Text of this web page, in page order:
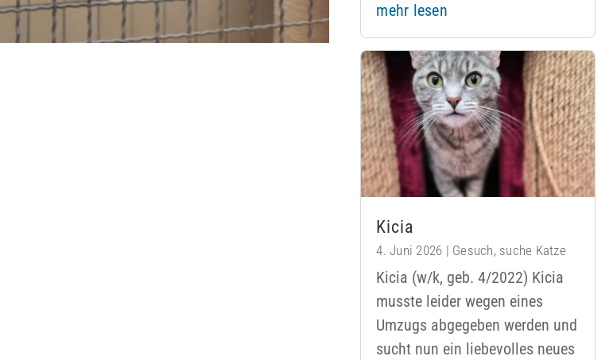
mehr lesen
Kicia
4. Juni 2026 | Gesuch, suche Katze
Kicia (w/k, geb. 4/2022) Kicia
musste leider wegen eines
Umzugs abgegeben werden und
sucht nun ein liebevolles neues